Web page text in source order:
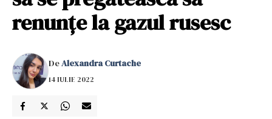
renunțe la gazul rusesc
DeAlexandra Curtache
14 IULIE 2022